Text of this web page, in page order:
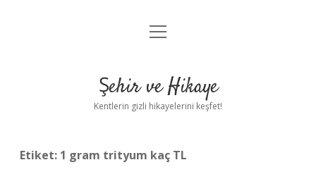
Anasayfa
Yasal Uyarı
menüyü
Şehir ve Hikaye
Kentlerin gizli hikayelerini keşfet!
Etiket: 1 gram trityum kaç TL